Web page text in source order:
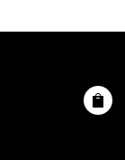
